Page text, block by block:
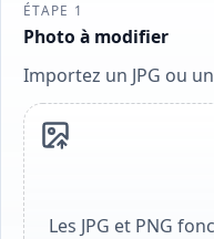
ÉTAPE 1
Photo à modifier
Importez un JPG ou
Les JPG et PNG